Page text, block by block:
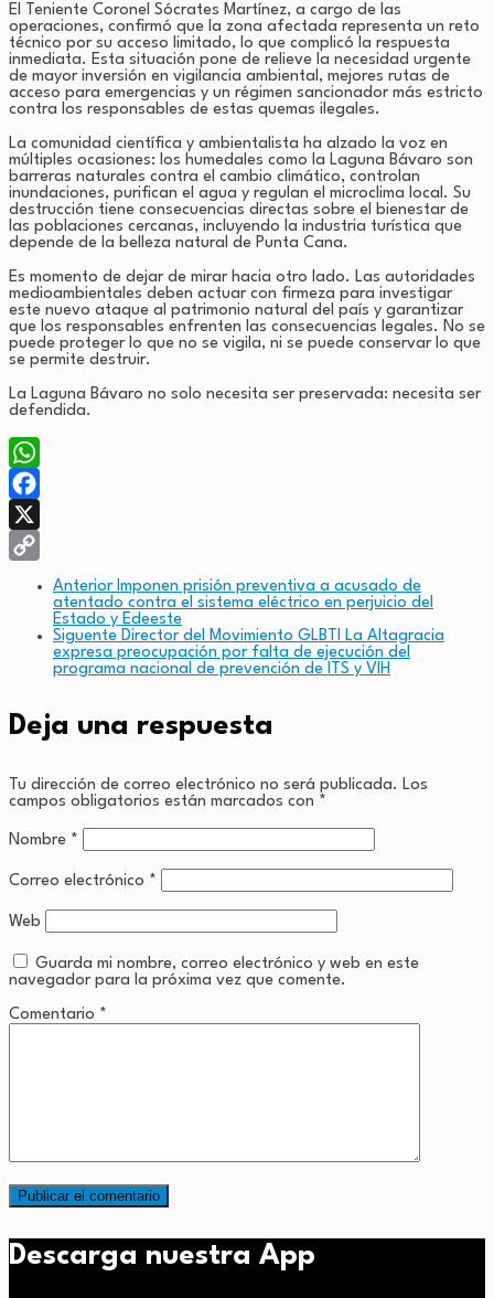
El Teniente Coronel Sócrates Martínez, a cargo de las
operaciones, confirmó que la zona afectada representa un reto
técnico por su acceso limitado, lo que complicó la respuesta
inmediata. Esta situación pone de relieve la necesidad urgente
de mayor inversión en vigilancia ambiental, mejores rutas de
acceso para emergencias y un régimen sancionador más estricto
contra los responsables de estas quemas ilegales.
La comunidad científica y ambientalista ha alzado la voz en
múltiples ocasiones: los humedales como la Laguna Bávaro son
barreras naturales contra el cambio climático, controlan
inundaciones, purifican el agua y regulan el microclima local. Su
destrucción tiene consecuencias directas sobre el bienestar de
las poblaciones cercanas, incluyendo la industria turística que
depende de la belleza natural de Punta Cana.
Es momento de dejar de mirar hacia otro lado. Las autoridades
medioambientales deben actuar con firmeza para investigar
este nuevo ataque al patrimonio natural del país y garantizar
que los responsables enfrenten las consecuencias legales. No se
puede proteger lo que no se vigila, ni se puede conservar lo que
se permite destruir.
La Laguna Bávaro no solo necesita ser preservada: necesita ser
defendida.
WhatsApp
Facebook
X
Anterior Imponen prisión preventiva a acusado de
atentado contra el sistema eléctrico en perjuicio del
Estado y Edeeste
Siguente Director del Movimiento GLBTI La Altagracia
expresa preocupación por falta de ejecución del
programa nacional de prevención de ITS y VIH
Deja una respuesta
Tu dirección de correo electrónico no será publicada. Los
campos obligatorios están marcados con *
Nombre *
Correo electrónico *
Web
Guarda mi nombre, correo electrónico y web en este
navegador para la próxima vez que comente.
Comentario *
Descarga nuestra App